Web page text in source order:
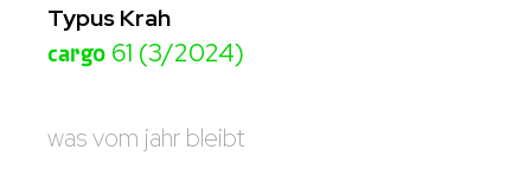
Typus Krah
cargo 61 (3/2024)
was vom jahr bleibt